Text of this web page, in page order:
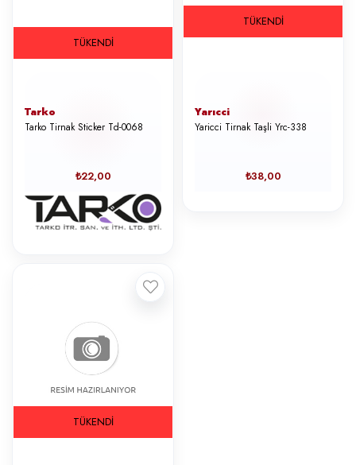
TÜKENDI
Tarko
Tarko Tirnak Sticker Td-0068
₺22,00
TÜKENDI
Yarıcci
Yaricci Tirnak Taşli Yrc-338
₺38,00
TÜKENDI